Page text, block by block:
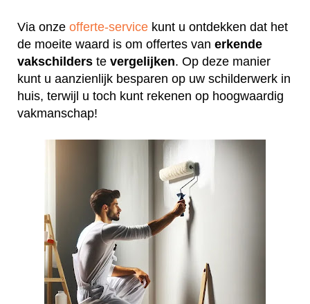
Via onze offerte-service kunt u ontdekken dat het
de moeite waard is om offertes van erkende
vakschilders te vergelijken. Op deze manier
kunt u aanzienlijk besparen op uw schilderwerk in
huis, terwijl u toch kunt rekenen op hoogwaardig
vakmanschap!